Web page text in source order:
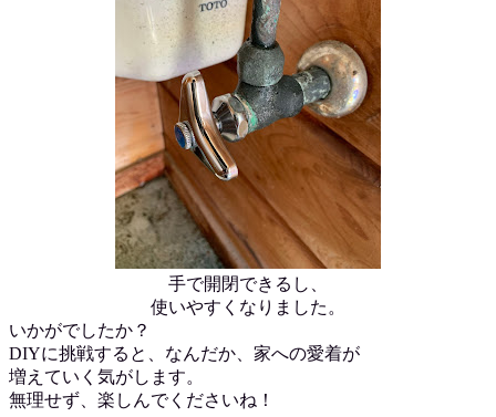
手で開閉できるし、
使いやすくなりました。
いかがでしたか？
DIYに挑戦すると、なんだか、家への愛着が
増えていく気がします。
無理せず、楽しんでくださいね！